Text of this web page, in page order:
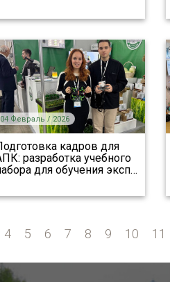
04 Февраль / 2026
кадров для
разработка учебного
для обучения эксп…
4 5 6 7 8 9 10 11